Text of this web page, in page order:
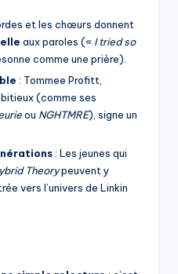
et les chœurs donnent
aux paroles (« I tried so
comme une prière).
: Tommee Profitt,
(comme ses
ou NGHTMRE), signe un
: Les jeunes qui
Theorypeuvent y
vers l’univers de Linkin